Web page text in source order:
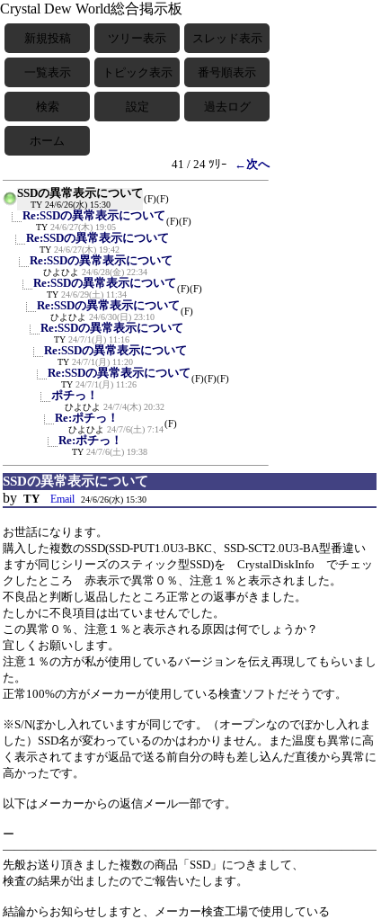
Crystal Dew World総合掲示板
新規投稿 ツリー表示 スレッド表示
一覧表示 トピック表示 番号順表示
検索 設定 過去ログ
ホーム
41 / 24 ﾂﾘｰ
←次へ
SSDの異常表示について
TY 24/6/26(水) 15:30
(F)(F)
Re:SSDの異常表示について
TY 24/6/27(木) 19:05
(F)(F)
Re:SSDの異常表示について
TY 24/6/27(木) 19:42
Re:SSDの異常表示について
ひよひよ 24/6/28(金) 22:34
Re:SSDの異常表示について
TY 24/6/29(土) 11:34
(F)(F)
Re:SSDの異常表示について
ひよひよ 24/6/30(日) 23:10
(F)
Re:SSDの異常表示について
TY 24/7/1(月) 11:16
Re:SSDの異常表示について
TY 24/7/1(月) 11:20
Re:SSDの異常表示について
TY 24/7/1(月) 11:26
(F)(F)(F)
ポチっ！
ひよひよ 24/7/4(木) 20:32
Re:ポチっ！
ひよひよ 24/7/6(土) 7:14
(F)
Re:ポチっ！
TY 24/7/6(土) 19:38
SSDの異常表示について
by TY Email 24/6/26(水) 15:30
お世話になります。
購入した複数のSSD(SSD-PUT1.0U3-BKC、SSD-SCT2.0U3-BA型番違い
ますが同じシリーズのスティック型SSD)を CrystalDiskInfo でチェッ
クしたところ 赤表示で異常０％、注意１％と表示されました。
不良品と判断し返品したところ正常との返事がきました。
たしかに不良項目は出ていませんでした。
この異常０％、注意１％と表示される原因は何でしょうか？
宜しくお願いします。
注意１％の方が私が使用しているバージョンを伝え再現してもらいまし
た。
正常100%の方がメーカーが使用している検査ソフトだそうです。
※S/Nぼかし入れていますが同じです。（オープンなのでぼかし入れま
した）SSD名が変わっているのかはわかりません。また温度も異常に高
く表示されてますが返品で送る前自分の時も差し込んだ直後から異常に
高かったです。
以下はメーカーからの返信メール一部です。
ー
――――――――――――――――――――――――――――――――
先般お送り頂きました複数の商品「SSD」につきまして、
検査の結果が出ましたのでご報告いたします。
結論からお知らせしますと、メーカー検査工場で使用している